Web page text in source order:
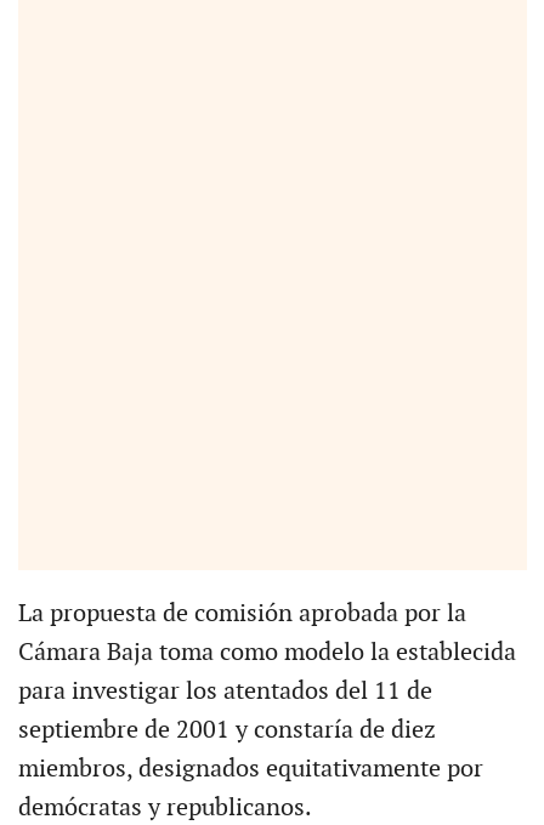
La propuesta de comisión aprobada por la
Cámara Baja toma como modelo la establecida
para investigar los atentados del 11 de
septiembre de 2001 y constaría de diez
miembros, designados equitativamente por
demócratas y republicanos.